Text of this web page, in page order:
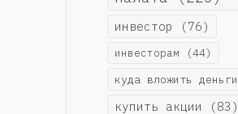
инвестор (76)
инвесторам (44)
куда вложить деньги
купить акции (83)